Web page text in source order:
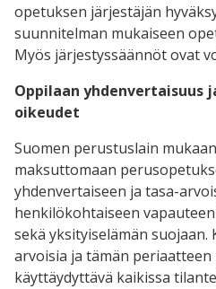
opetuksen järjestäjän
suunnitelman mukaiseen
Myös järjestyssäännöt ovat
Oppilaan yhdenvertaisuus
oikeudet
Suomen perustuslain
maksuttomaan
yhdenvertaiseen ja tasa-
henkilökohtaiseen
sekä yksityiselämän suojaan.
arvoisia ja tämän
käyttäydyttävä kaikissa